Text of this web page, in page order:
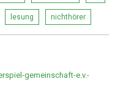
lesung nichthörer
gemeinschaft-e.v.-